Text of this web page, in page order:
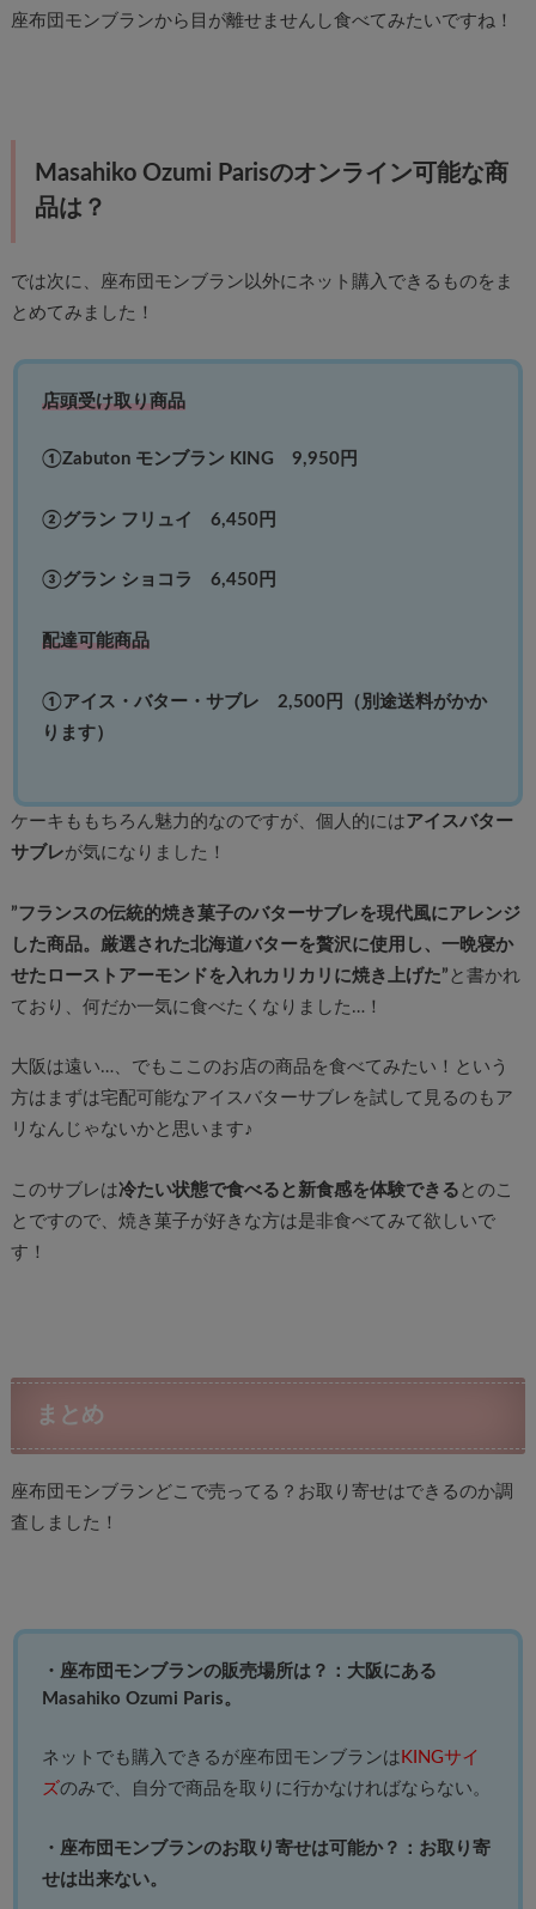
座布団モンブランから目が離せませんし食べてみたいですね！
Masahiko Ozumi Parisのオンライン可能な商
品は？
では次に、座布団モンブラン以外にネット購入できるものをま
とめてみました！
店頭受け取り商品
①Zabuton モンブラン KING 9,950円
②グラン フリュイ 6,450円
③グラン ショコラ 6,450円
配達可能商品
①アイス・バター・サブレ 2,500円（別途送料がかか
ります）
ケーキももちろん魅力的なのですが、個人的にはアイスバター
サブレが気になりました！
”フランスの伝統的焼き菓子のバターサブレを現代風にアレンジ
した商品。厳選された北海道バターを贅沢に使用し、一晩寝か
せたローストアーモンドを入れカリカリに焼き上げた” と書かれ
ており、何だか一気に食べたくなりました…！
大阪は遠い…、でもここのお店の商品を食べてみたい！という
方はまずは宅配可能なアイスバターサブレを試して見るのもア
リなんじゃないかと思います♪
このサブレは冷たい状態で食べると新食感を体験できる とのこ
とですので、焼き菓子が好きな方は是非食べてみて欲しいで
す！
まとめ
座布団モンブランどこで売ってる？お取り寄せはできるのか調
査しました！
・座布団モンブランの販売場所は？：大阪にある
Masahiko Ozumi Paris。
ネットでも購入できるが座布団モンブランは KINGサイ
ズのみで、自分で商品を取りに行かなければならない。
・座布団モンブランのお取り寄せは可能か？：お取り寄
せは出来ない。